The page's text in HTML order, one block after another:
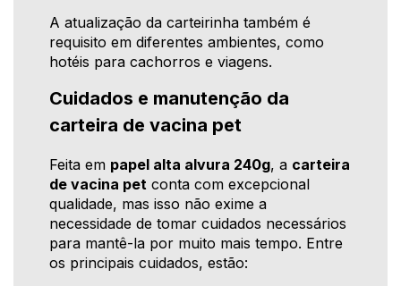
A atualização da carteirinha também é
requisito em diferentes ambientes, como
hotéis para cachorros e viagens.
Cuidados e manutenção da
carteira de vacina pet
Feita em papel alta alvura 240g, a carteira
de vacina pet conta com excepcional
qualidade, mas isso não exime a
necessidade de tomar cuidados necessários
para mantê-la por muito mais tempo. Entre
os principais cuidados, estão: